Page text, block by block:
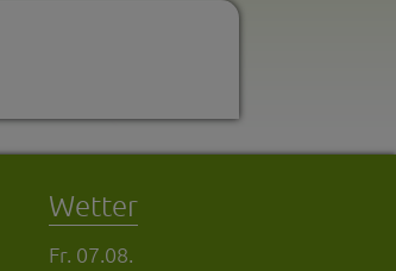
Wetter
Fr. 07.08.